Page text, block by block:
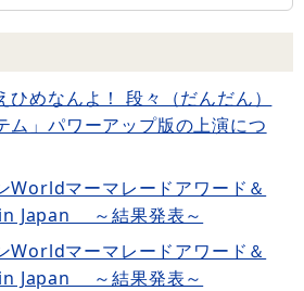
ひめなんよ！ 段々（だんだん）
ム」パワーアップ版の上演につ
Worldマーマレードアワード＆
Japan ～結果発表～
Worldマーマレードアワード＆
Japan ～結果発表～